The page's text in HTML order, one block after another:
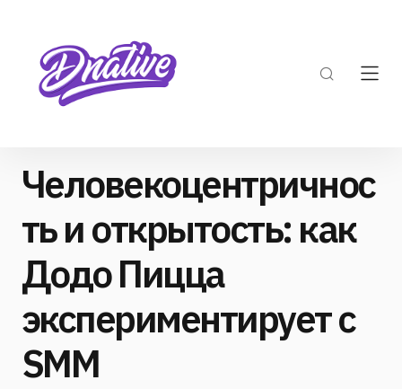
Человекоцентричнос
ть и открытость: как
Додо Пицца
экспериментирует с
SMM